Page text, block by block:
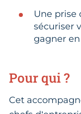
Une prise
sécuriser
gagner
Pour qui ?
Cet